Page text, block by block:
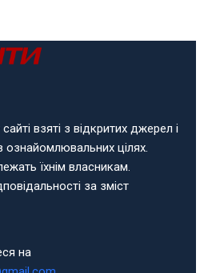
взяті з відкритих джерел і
цілях.
їхнім власникам.
за зміст
на